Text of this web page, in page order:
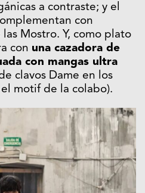
a contraste; y el
con
Mostro. Y, como plato
con una cazadora de
con mangas ultra
clavos Dame en los
motif de la colabo).